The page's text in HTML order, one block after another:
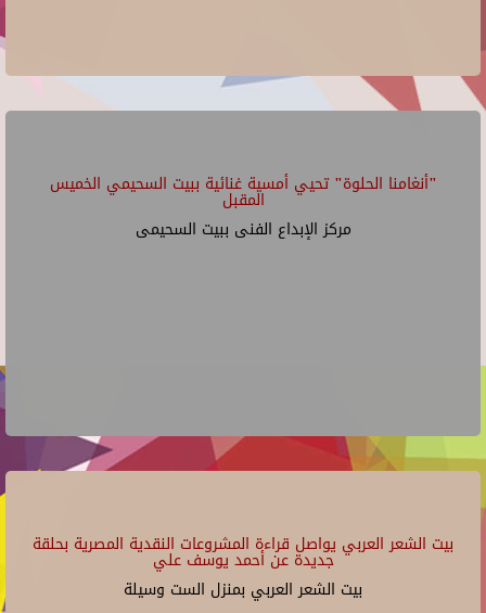
"أنغامنا الحلوة" تحيي أمسية غنائية ببيت السحيمي الخميس
المقبل
مركز الإبداع الفنى ببيت السحيمى
بيت الشعر العربي يواصل قراءة المشروعات النقدية المصرية بحلقة
جديدة عن أحمد يوسف علي
بيت الشعر العربي بمنزل الست وسيلة